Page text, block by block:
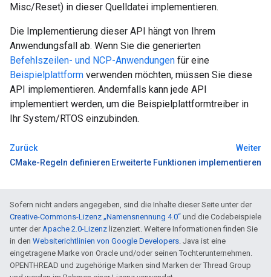
Misc/Reset) in dieser Quelldatei implementieren.
Die Implementierung dieser API hängt von Ihrem
Anwendungsfall ab. Wenn Sie die generierten
Befehlszeilen- und NCP-Anwendungen für eine
Beispielplattform verwenden möchten, müssen Sie diese
API implementieren. Andernfalls kann jede API
implementiert werden, um die Beispielplattformtreiber in
Ihr System/RTOS einzubinden.
Zurück
CMake-Regeln definieren
Weiter
Erweiterte Funktionen implementieren
Sofern nicht anders angegeben, sind die Inhalte dieser Seite unter der
Creative-Commons-Lizenz „Namensnennung 4.0“ und die Codebeispiele
unter der Apache 2.0-Lizenz lizenziert. Weitere Informationen finden Sie
in den Websiterichtlinien von Google Developers . Java ist eine
eingetragene Marke von Oracle und/oder seinen Tochterunternehmen.
OPENTHREAD und zugehörige Marken sind Marken der Thread Group